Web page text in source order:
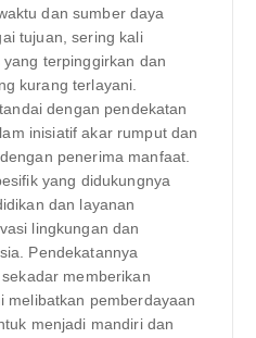
dan sumber daya
tujuan, sering kali
terpinggirkan dan
kurang terlayani.
dengan pendekatan
inisiatif akar rumput dan
penerima manfaat.
yang didukungnya
dan layanan
lingkungan dan
Pendekatannya
memberikan
melibatkan pemberdayaan
menjadi mandiri dan